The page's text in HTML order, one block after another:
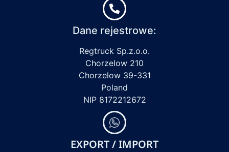
Dane rejestrowe:
Regtruck Sp.z.o.o.
Chorzelow 210
Chorzelow 39-331
Poland
NIP 8172212672
EXPORT / IMPORT